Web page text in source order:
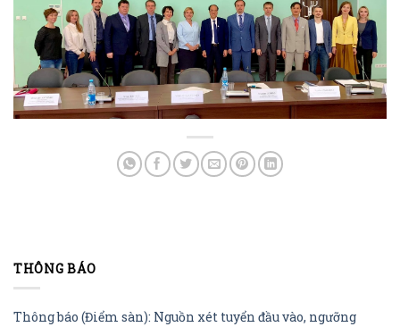
THÔNG BÁO
Thông báo (Điểm sàn): Nguồn xét tuyển đầu vào, ngưỡng